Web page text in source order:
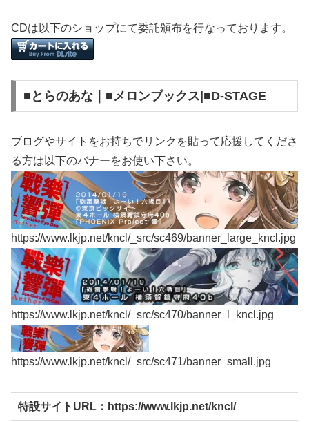
CDは以下のショップにて委託頒布を行なっております。
■とらのあな｜■メロンブックス|■D-STAGE
ブログやサイトをお持ちでリンクを貼って応援してくださ
る方は以下のバナーをお使い下さい。
https://www.lkjp.net/kncl/_src/sc469/banner_large_kncl.jpg
https://www.lkjp.net/kncl/_src/sc470/banner_l_kncl.jpg
https://www.lkjp.net/kncl/_src/sc471/banner_small.jpg
特設サイトURL：https://www.lkjp.net/kncl/